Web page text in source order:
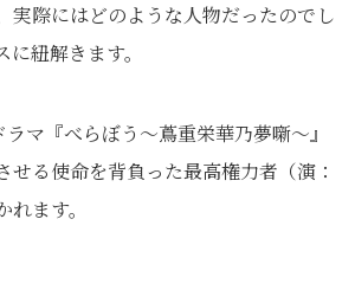
実際にはどのような人物だったのでし
紐解きます。
マ『べらぼう〜蔦重栄華乃夢噺〜』
せる使命を背負った最高権力者（演：
ます。